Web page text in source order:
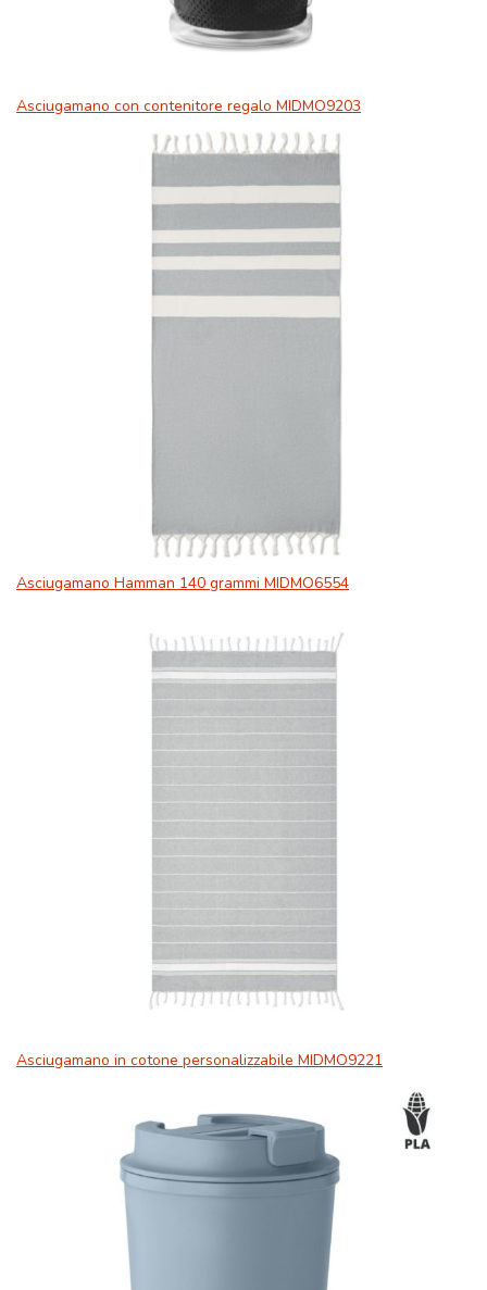
Asciugamano con contenitore regalo MIDMO9203
Asciugamano Hamman 140 grammi MIDMO6554
Asciugamano in cotone personalizzabile MIDMO9221